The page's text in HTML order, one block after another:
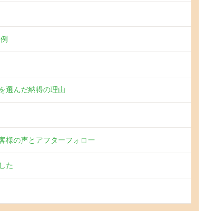
選んだ納得の理由
様の声とアフターフォロー
た